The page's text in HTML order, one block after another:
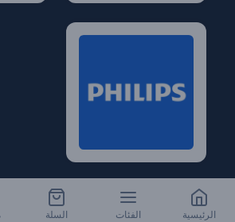
الرئيسية الفئات السلة